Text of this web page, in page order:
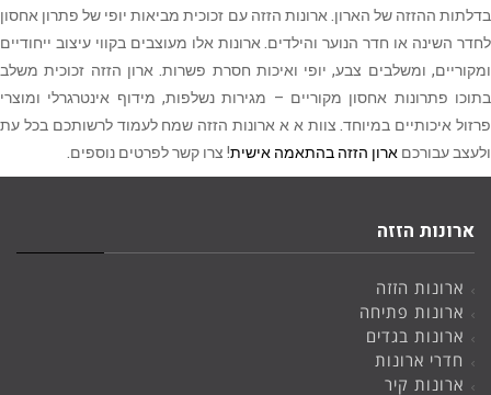
בדלתות ההזזה של הארון. ארונות הזזה עם זכוכית מביאות יופי של פתרון אחסון
לחדר השינה או חדר הנוער והילדים. ארונות אלו מעוצבים בקווי עיצוב ייחודיים
ומקוריים, ומשלבים צבע, יופי ואיכות חסרת פשרות. ארון הזזה זכוכית משלב
בתוכו פתרונות אחסון מקוריים – מגירות נשלפות, מידוף אינטרגרלי ומוצרי
פרזול איכותיים במיוחד. צוות א א ארונות הזזה שמח לעמוד לרשותכם בכל עת
ולעצב עבורכם ארון הזזה בהתאמה אישית! צרו קשר לפרטים נוספים.
ארונות הזזה
ארונות הזזה
ארונות פתיחה
ארונות בגדים
חדרי ארונות
ארונות קיר